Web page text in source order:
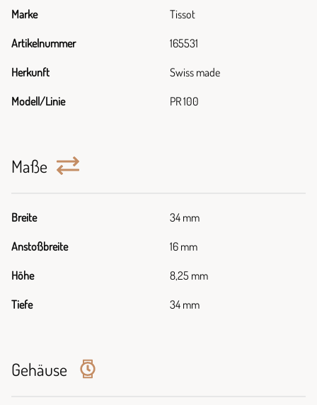
Marke Tissot
Artikelnummer 165531
Herkunft Swiss made
Modell/Linie PR 100
Maße
Breite 34 mm
Anstoßbreite 16 mm
Höhe 8,25 mm
Tiefe 34 mm
Gehäuse